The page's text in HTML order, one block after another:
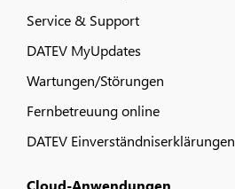
Service & Support
DATEV MyUpdates
Wartungen/Störungen
Fernbetreuung online
DATEV Einverständniserklärungen
Cloud-Anwendungen